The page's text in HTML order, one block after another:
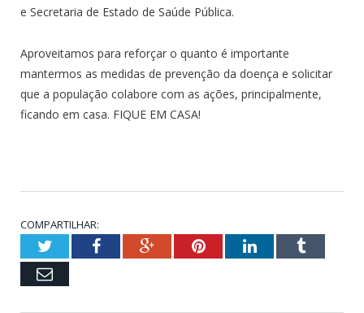
e Secretaria de Estado de Saúde Pública.
Aproveitamos para reforçar o quanto é importante
mantermos as medidas de prevenção da doença e solicitar
que a população colabore com as ações, principalmente,
ficando em casa. FIQUE EM CASA!
COMPARTILHAR:
TwitterFacebookGoogle+PinterestLinkedInTumblr
Email